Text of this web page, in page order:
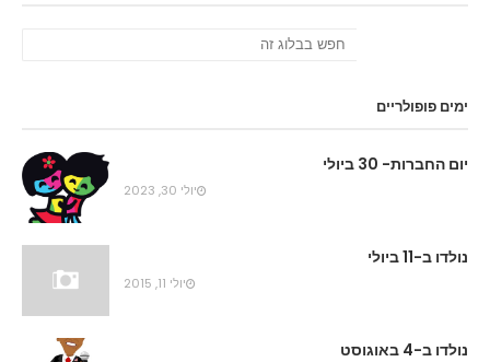
ימים פופולריים
יום החברות- 30 ביולי
יולי 30, 2023
נולדו ב-11 ביולי
יולי 11, 2015
נולדו ב-4 באוגוסט